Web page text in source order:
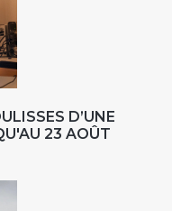
D’UNE
23 AOÛT